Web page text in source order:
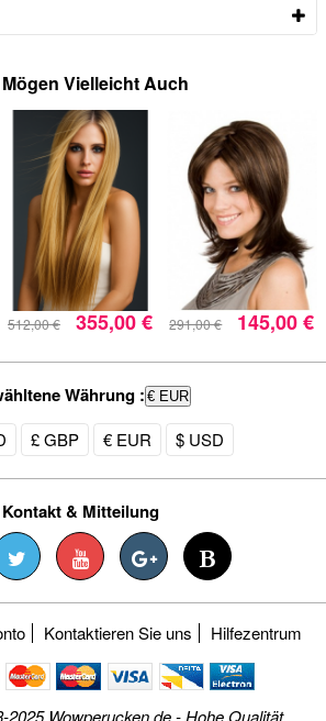
Vielleicht Auch
512,00 € 355,00 € 291,00 € 145,00 €
Währung :€ EUR
£ GBP € EUR $ USD
Kontakt & Mitteilung
Kontaktieren Sie uns Hilfezentrum
Wowperucken.de - Hohe Qualität